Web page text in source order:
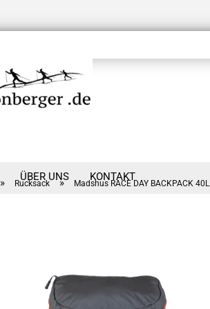
ÜBER UNS KONTAKT
» Rucksack » Madshus RACE DAY BACKPACK 40L